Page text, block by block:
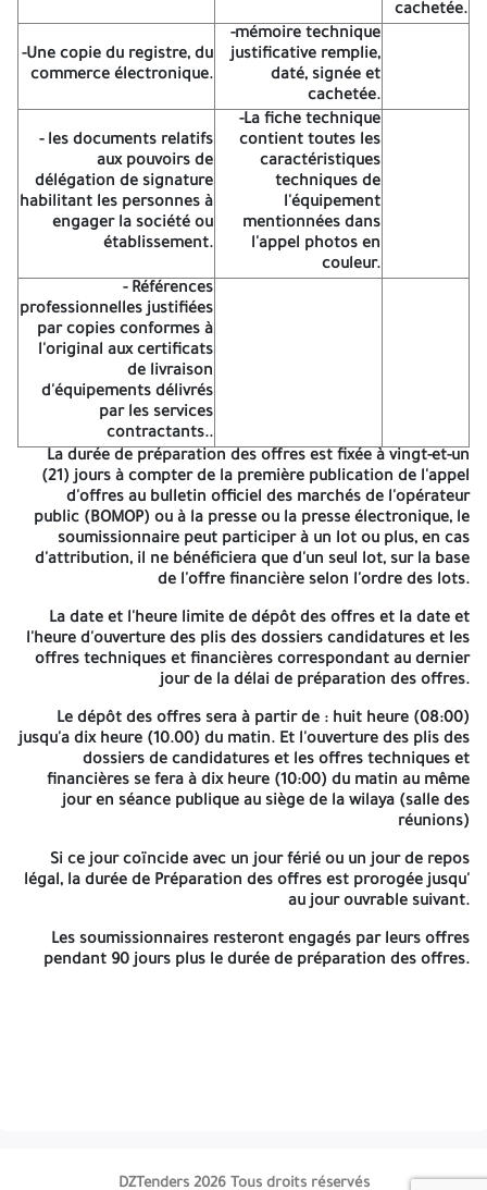
Lot 04 : Acquisition et installation de climatiseurs.
Cette enveloppe contiendra trois (03) enveloppes séparées et
cachetées indiquant chaque' une la dénomination de l'entreprise
,la référence et l'objet de l'appel d'offres ainsi que la mention <<
dossier de candidature » ou «offre Technique» ou «offre
financière >> selon le cas:
dossier de candidature
offre Technique
offre
financière
- La déclaration de
candidature remplie, daté et
signée.
-La déclaration
d'abonnement est
remplie, daté et signée.
-Lettre de
soumission
daté et
signée.
- Le cahier des clauses
administratives
générales remplie, daté,
signée et cachetée.
-Bordereau
des prix
unitaires
remplie,
daté,
cachetée.
- Les statuts pour les
sociétés et personne moral.
- Le cahier des
prescriptions
techniques communes
remplie, daté, signée et
cachetée.
-Devis
quantitatif
et estimatif
remplie,
date,
-Une copie du registre, du
commerce électronique.
-mémoire technique
justificative remplie,
daté, signée et
cachetée.
- les documents relatifs aux
pouvoirs de délégation de
signature habilitant les
personnes à engager la
société ou établissement.
contient toutes les
caractéristiques
techniques de
l'équipement
mentionnées dans
- Références
professionnelles justifiées
par copies conformes à
l'original aux certificats de
livraison d'équipements
délivrés par les services
La date et l'heure limite de dépôt des offres et la date et l'heure
cachetée.
-Une copie du registre, du
commerce électronique.
-mémoire technique
justificative remplie,
daté, signée et
cachetée.
- les documents relatifs
aux pouvoirs de
délégation de signature
habilitant les personnes à
engager la société ou
établissement.
-La fiche technique
contient toutes les
caractéristiques
techniques de
l'équipement
mentionnées dans
l'appel photos en
couleur.
- Références
professionnelles justifiées
par copies conformes à
l'original aux certificats
de livraison
d'équipements délivrés
par les services
contractants..
La durée de préparation des offres est fixée à vingt-et-un
(21) jours à compter de la première publication de l'appel
d'offres au bulletin officiel des marchés de l'opérateur
public (BOMOP) ou à la presse ou la presse électronique, le
soumissionnaire peut participer à un lot ou plus, en cas
d'attribution, il ne bénéficiera que d'un seul lot, sur la base
de l'offre financière selon l'ordre des lots.
La date et l'heure limite de dépôt des offres et la date et
l'heure d'ouverture des plis des dossiers candidatures et les
offres techniques et financières correspondant au dernier
jour de la délai de préparation des offres.
Le dépôt des offres sera à partir de : huit heure (08:00)
jusqu'a dix heure (10.00) du matin. Et l'ouverture des plis des
dossiers de candidatures et les offres techniques et
financières se fera à dix heure (10:00) du matin au même
jour en séance publique au siège de la wilaya (salle des
réunions)
Si ce jour coïncide avec un jour férié ou un jour de repos
légal, la durée de Préparation des offres est prorogée jusqu'
au jour ouvrable suivant.
Les soumissionnaires resteront engagés par leurs offres
pendant 90 jours plus le durée de préparation des offres.
DZTenders 2026 Tous droits réservés